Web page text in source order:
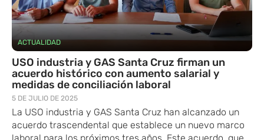
ACTUALIDAD
USO​ industria y GAS Santa Cruz firman un
acuerdo histórico con aumento salarial y
medidas de conciliación laboral
5 DE JULIO DE 2025
La USO industria y GAS Santa Cruz han alcanzado un
acuerdo trascendental que establece un nuevo marco